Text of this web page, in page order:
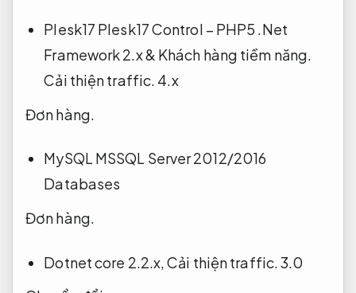
Plesk17 Plesk17 Control – PHP5 .Net
Framework 2.x & Khách hàng tiềm năng.
Cải thiện traffic. 4.x
Đơn hàng.
MySQL MSSQL Server 2012/2016
Databases
Đơn hàng.
Dotnet core 2.2.x,Cải thiện traffic. 3.0